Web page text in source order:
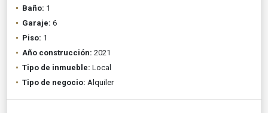
Baño: 1
Garaje: 6
Piso: 1
Año construcción: 2021
Tipo de inmueble: Local
Tipo de negocio: Alquiler